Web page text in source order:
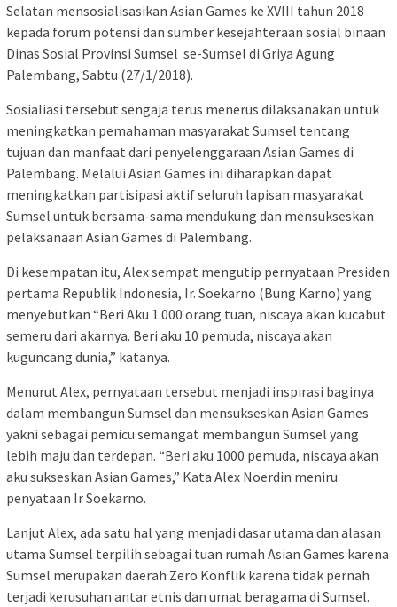
Selatan mensosialisasikan Asian Games ke XVIII tahun 2018
kepada forum potensi dan sumber kesejahteraan sosial binaan
Dinas Sosial Provinsi Sumsel se-Sumsel di Griya Agung
Palembang, Sabtu (27/1/2018).
Sosialiasi tersebut sengaja terus menerus dilaksanakan untuk
meningkatkan pemahaman masyarakat Sumsel tentang
tujuan dan manfaat dari penyelenggaraan Asian Games di
Palembang. Melalui Asian Games ini diharapkan dapat
meningkatkan partisipasi aktif seluruh lapisan masyarakat
Sumsel untuk bersama-sama mendukung dan mensukseskan
pelaksanaan Asian Games di Palembang.
Di kesempatan itu, Alex sempat mengutip pernyataan Presiden
pertama Republik Indonesia, Ir. Soekarno (Bung Karno) yang
menyebutkan “Beri Aku 1.000 orang tuan, niscaya akan kucabut
semeru dari akarnya. Beri aku 10 pemuda, niscaya akan
kuguncang dunia,” katanya.
Menurut Alex, pernyataan tersebut menjadi inspirasi baginya
dalam membangun Sumsel dan mensukseskan Asian Games
yakni sebagai pemicu semangat membangun Sumsel yang
lebih maju dan terdepan. “Beri aku 1000 pemuda, niscaya akan
aku sukseskan Asian Games,” Kata Alex Noerdin meniru
penyataan Ir Soekarno.
Lanjut Alex, ada satu hal yang menjadi dasar utama dan alasan
utama Sumsel terpilih sebagai tuan rumah Asian Games karena
Sumsel merupakan daerah Zero Konflik karena tidak pernah
terjadi kerusuhan antar etnis dan umat beragama di Sumsel.